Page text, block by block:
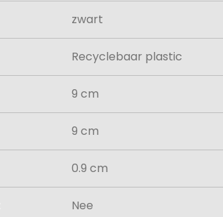
zwart
Recyclebaar plastic
9 cm
9 cm
0.9 cm
Nee